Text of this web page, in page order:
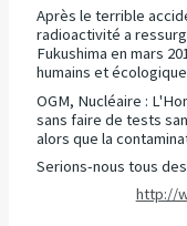
Après le terrible
radioactivité a
Fukushima en mars
humains et
OGM, Nucléaire :
sans faire de tests
alors que la
Serions-nous tous
http://